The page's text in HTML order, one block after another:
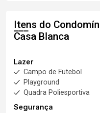
Itens do
Casa Blanca
Lazer
Campo de Futebol
Playground
Quadra Poliesportiva
Segurança